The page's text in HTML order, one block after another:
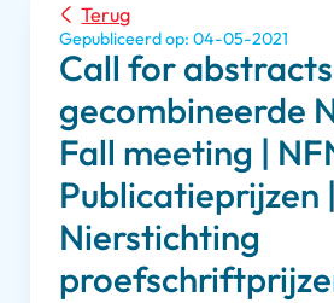
Terug
Gepubliceerd op: 04-05-2021
Call for abstracts
gecombineerde
Fall meeting |
Publicatieprijzen
Nierstichting